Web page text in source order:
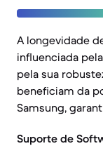
A longevidade
influenciada
pela sua
beneficiam da
Samsung,
Suporte de